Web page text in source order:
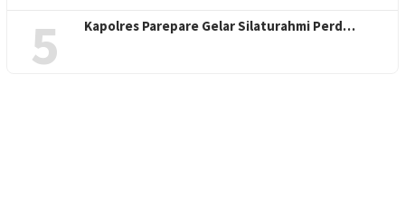
5 Kapolres Parepare Gelar Silaturahmi Perd…